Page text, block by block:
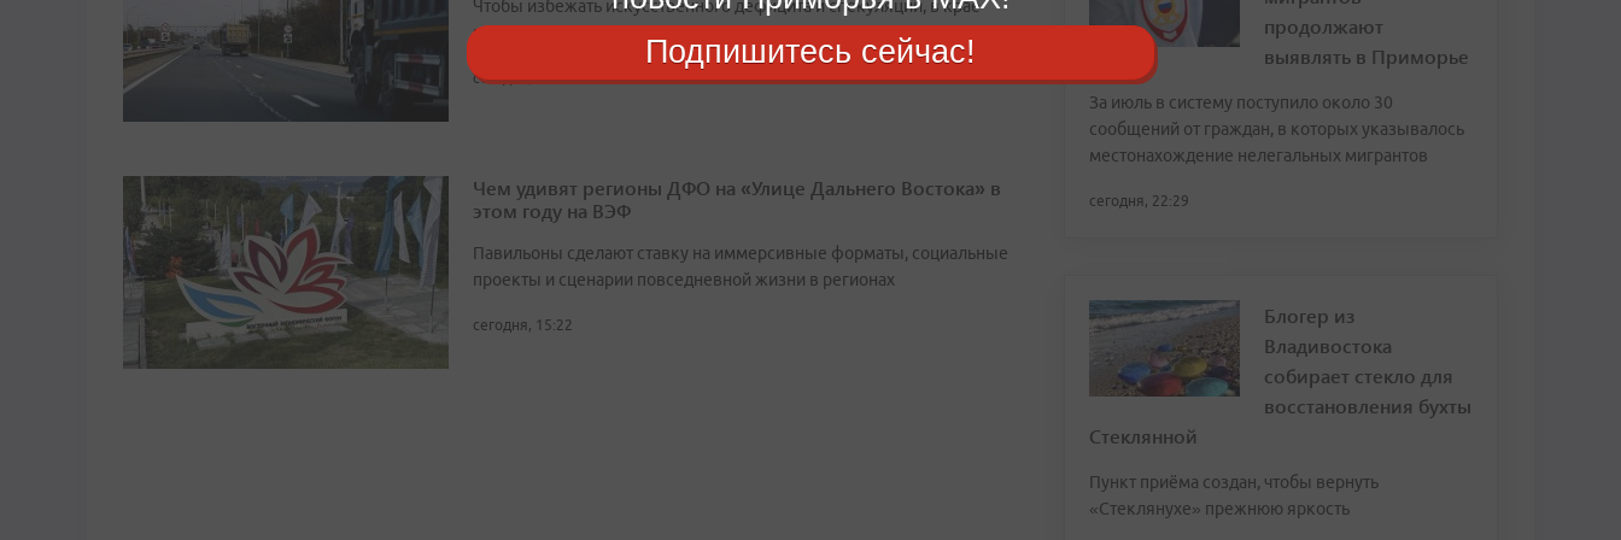
Чтобы избежать искусственного дефицита и спекуляций, в крае
продолжают действовать временные меры предосторожности
сегодня, 16:24
Чем удивят регионы ДФО на «Улице Дальнего Востока» в
этом году на ВЭФ
Павильоны сделают ставку на иммерсивные форматы, социальные
проекты и сценарии повседневной жизни в регионах
сегодня, 15:22
продолжают
выявлять в Приморье
За июль в систему поступило около 30
сообщений от граждан, в которых указывалось
местонахождение нелегальных мигрантов
сегодня, 22:29
Блогер из
Владивостока
собирает стекло для
восстановления бухты
Стеклянной
Пункт приёма создан, чтобы вернуть
«Стеклянухе» прежнюю яркость
Подпишитесь сейчас!